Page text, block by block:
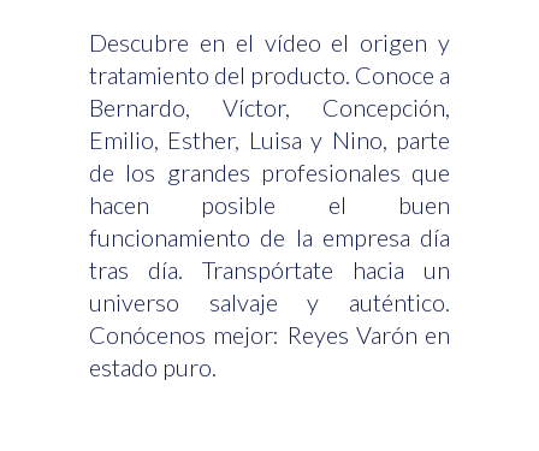
Descubre en el vídeo el origen y
tratamiento del producto. Conoce a
Bernardo, Víctor, Concepción,
Emilio, Esther, Luisa y Nino, parte
de los grandes profesionales que
hacen posible el buen
funcionamiento de la empresa día
tras día. Transpórtate hacia un
universo salvaje y auténtico.
Conócenos mejor: Reyes Varón en
estado puro.